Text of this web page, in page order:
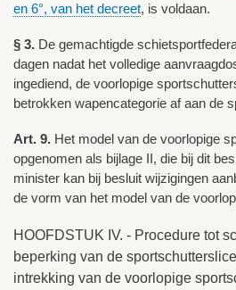
en 6°, van het decreet, is voldaan.
§ 3. De gemachtigde
dagen nadat het volledige
ingediend, de voorlopige
betrokken wapencategorie af aan de
Art. 9. Het model van de voorlopige
opgenomen als bijlage II, die bij dit
minister kan bij besluit wijzigingen
de vorm van het model van de
HOOFDSTUK IV. - Procedure tot
beperking van de
intrekking van de voorlopige